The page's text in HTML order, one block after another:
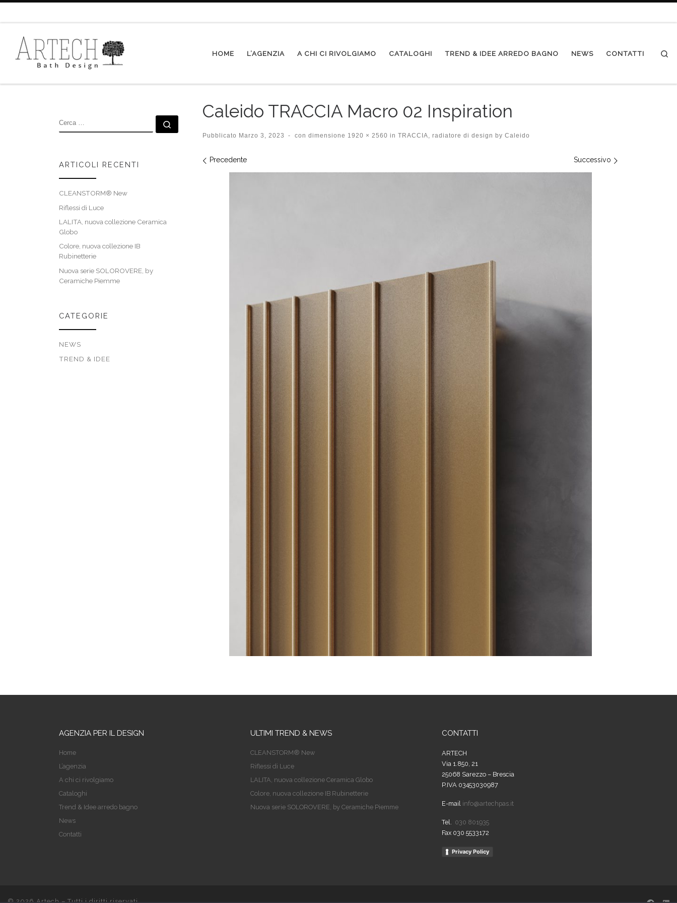
HOME L’AGENZIA A CHI CI RIVOLGIAMO CATALOGHI TREND & IDEE ARREDO BAGNO NEWS CONTATTI
Caleido TRACCIA Macro 02 Inspiration
Pubblicato Marzo 3, 2023 - con dimensione 1920 × 2560 in TRACCIA, radiatore di design by Caleido
Navigazione immagini
Precedente Successivo
CERCA
ARTICOLI RECENTI
CLEANSTORM® New
Riflessi di Luce
LALITA, nuova collezione Ceramica
Globo
Colore, nuova collezione IB
Rubinetterie
Nuova serie SOLOROVERE, by
Ceramiche Piemme
CATEGORIE
NEWS
TREND & IDEE
AGENZIA PER IL DESIGN
Home
L’agenzia
A chi ci rivolgiamo
Cataloghi
Trend & Idee arredo bagno
News
Contatti
ULTIMI TREND & NEWS
CLEANSTORM® New
Riflessi di Luce
LALITA, nuova collezione Ceramica Globo
Colore, nuova collezione IB Rubinetterie
Nuova serie SOLOROVERE, by Ceramiche Piemme
CONTATTI
ARTECH
Via 1.850, 21
25068 Sarezzo – Brescia
P.IVA 03453030987
E-mail info@artechpas.it
Tel. 030 801935
Fax 030 5533172
Privacy Policy
© 2026 Artech – Tutti i diritti riservati